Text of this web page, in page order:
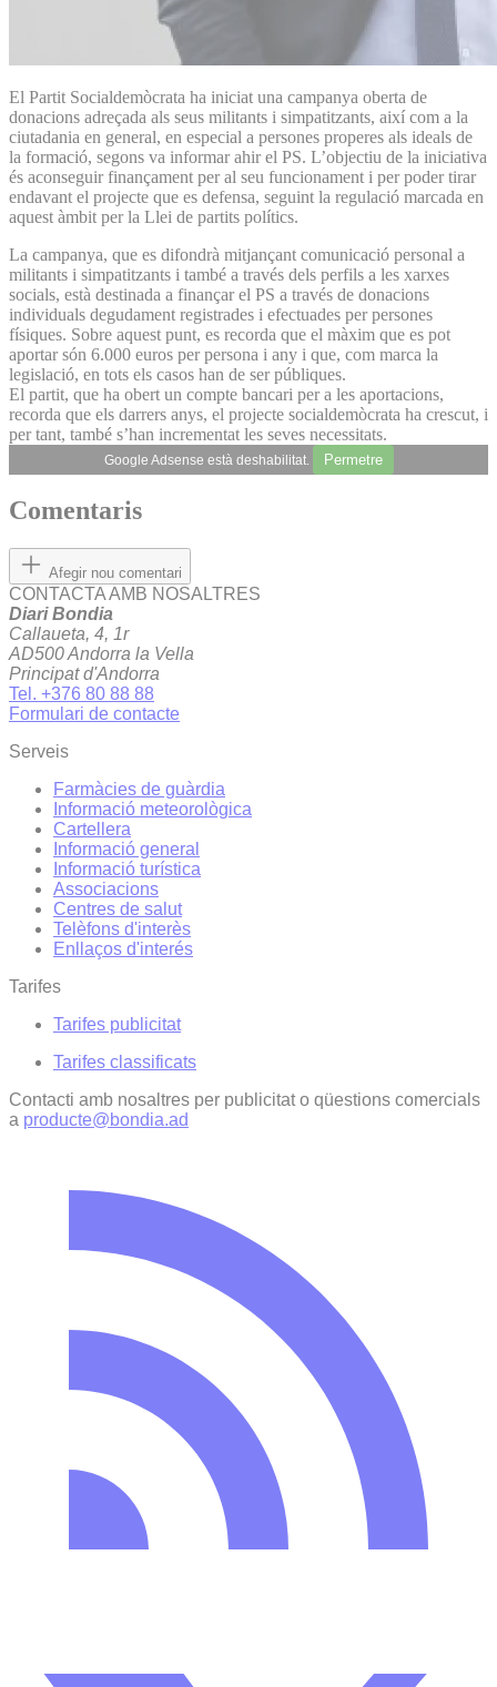
El Partit Socialdemòcrata ha iniciat una campanya oberta de
donacions adreçada als seus militants i simpatitzants, així com a la
ciutadania en general, en especial a persones properes als ideals de
la formació, segons va informar ahir el PS. L’objectiu de la iniciativa
és aconseguir finançament per al seu funcionament i per poder tirar
endavant el projecte que es defensa, seguint la regulació marcada en
aquest àmbit per la Llei de partits polítics.
La campanya, que es difondrà mitjançant comunicació personal a
militants i simpatitzants i també a través dels perfils a les xarxes
socials, està destinada a finançar el PS a través de donacions
individuals degudament registrades i efectuades per persones
físiques. Sobre aquest punt, es recorda que el màxim que es pot
aportar són 6.000 euros per persona i any i que, com marca la
legislació, en tots els casos han de ser públiques.
El partit, que ha obert un compte bancari per a les aportacions,
recorda que els darrers anys, el projecte socialdemòcrata ha crescut, i
per tant, també s’han incrementat les seves necessitats.
Google Adsense està deshabilitat. Permetre
Comentaris
Afegir nou comentari
CONTACTA AMB NOSALTRES
Diari Bondia
Callaueta, 4, 1r
AD500 Andorra la Vella
Principat d'Andorra
Tel. +376 80 88 88
Formulari de contacte
Serveis
Farmàcies de guàrdia
Informació meteorològica
Cartellera
Informació general
Informació turística
Associacions
Centres de salut
Telèfons d'interès
Enllaços d'interés
Tarifes
Tarifes publicitat
Tarifes classificats
Contacti amb nosaltres per publicitat o qüestions comercials
a producte@bondia.ad